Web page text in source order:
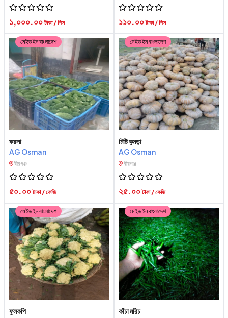
১,০০০.০০টাকা / পিস ১১০.০০টাকা / পিস
মেইড ইন বাংলাদেশ
করলা
AG Osman
বীরগঞ্জ
৫০.০০টাকা / কেজি
মেইড ইন বাংলাদেশ
মিষ্টি কুমড়া
AG Osman
বীরগঞ্জ
২৫.০০টাকা / কেজি
মেইড ইন বাংলাদেশ
ফুলকপি
মেইড ইন বাংলাদেশ
কাঁচা মরিচ